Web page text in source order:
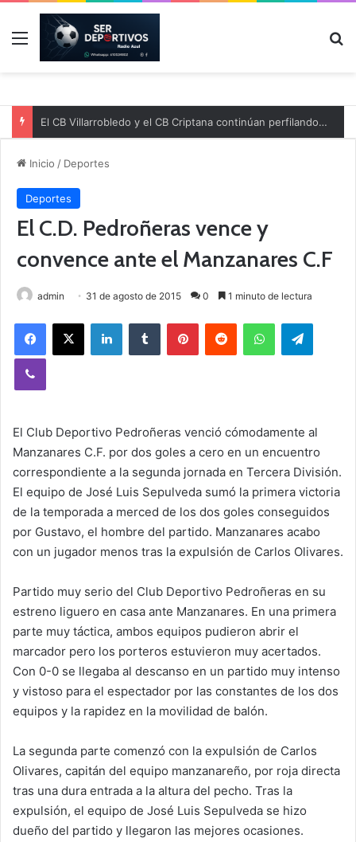
Menú
El CB Villarrobledo y el CB Criptana continúan perfilando sus plantillas
Inicio / Deportes
Deportes
El C.D. Pedroñeras vence y
convence ante el Manzanares C.F
admin 31 de agosto de 2015 0 1 minuto de lectura
El Club Deportivo Pedroñeras venció cómodamente al
Manzanares C.F. por dos goles a cero en un encuentro
correspondiente a la segunda jornada en Tercera División.
El equipo de José Luis Sepulveda sumó la primera victoria
de la temporada a merced de los dos goles conseguidos
por Gustavo, el hombre del partido. Manzanares acabo
con un jugador menos tras la expulsión de Carlos Olivares.
Partido muy serio del Club Deportivo Pedroñeras en su
estreno liguero en casa ante Manzanares. En una primera
parte muy táctica, ambos equipos pudieron abrir el
marcador pero los porteros estuvieron muy acertados.
Con 0-0 se llegaba al descanso en un partido muy intenso
y vistoso para el espectador por las constantes de los dos
equipos y la rapidez en la movilidad de balón.
La segunda parte comenzó con la expulsión de Carlos
Olivares, capitán del equipo manzanareño, por roja directa
tras una dura entrada a la altura del pecho. Tras la
expulsión, el equipo de José Luis Sepulveda se hizo
dueño del partido y llegaron las mejores ocasiones.